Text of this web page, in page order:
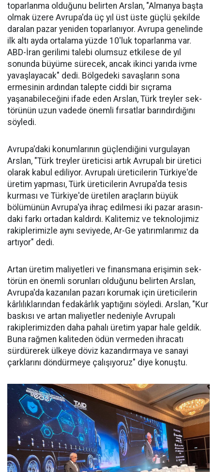
topar­lanma olduğunu belirten Arslan, "Almanya başta
olmak üzere Av­rupa'da üç yıl üst üste güçlü şe­kilde
daralan pazar yeniden to­parlanıyor. Avrupa genelinde
ilk altı ayda ortalama yüzde 10'luk toparlanma var.
ABD-İran geri­limi talebi olumsuz etkilese de yıl
sonunda büyüme sürecek, ancak ikinci yarıda ivme
yavaşlayacak" dedi. Bölgedeki savaşların sona
ermesinin ardından talepte ciddi bir sıçrama
yaşanabileceğini ifa­de eden Arslan, Türk treyler sek­
törünün uzun vadede önemli fır­satlar barındırdığını
söyledi.
Avrupa'daki konumlarının güçlendiğini vurgulayan
Arslan, "Türk treyler üreticisi artık Avru­palı bir üretici
ola­rak kabul ediliyor. Avrupalı üreticile­rin Türkiye'de
üre­tim yapması, Türk üreticilerin Avru­pa'da tesis
kurması ve Türkiye'de üreti­len araçların büyük
bölümünün Avru­pa'ya ihraç edilme­si iki pazar arasın­
daki farkı ortadan kaldırdı. Kalitemiz ve teknolojimiz
ra­kiplerimizle aynı seviyede, Ar-Ge ya­tırımlarımız da
ar­tıyor" dedi.
Artan üretim ma­liyetleri ve finans­mana erişimin sek­
törün en önemli sorunları oldu­ğunu belirten Arslan,
Avrupa'da kazanılan pazarı korumak için üreticilerin
kârlılıklarından fe­dakârlık yaptığını söyledi. Arslan, "Kur
baskısı ve artan maliyetler nedeniyle Avrupalı
rakiplerimiz­den daha pahalı üretim yapar ha­le geldik.
Buna rağmen kaliteden ödün vermeden ihracatı
sürdüre­rek ülkeye döviz kazandırmaya ve sanayi
çarklarını döndürmeye ça­lışıyoruz" diye konuştu.